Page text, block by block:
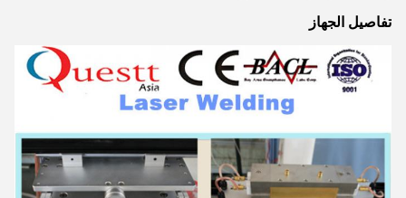
تفاصيل الجهاز